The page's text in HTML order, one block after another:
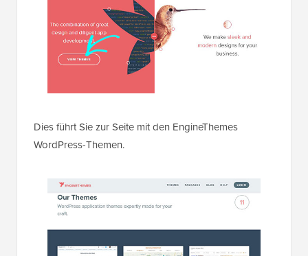
Dies führt Sie zur Seite mit den EngineThemes
WordPress-Themen.